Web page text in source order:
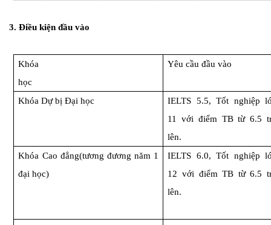
3. Điều kiện đầu vào
Khóa
học
Yêu cầu đầu vào
Khóa Dự bị Đại học
IELTS 5.5, Tốt nghiệp
11 với điểm TB từ 6.5
lên.
Khóa Cao đẳng(tương đương năm 1
đại học)
IELTS 6.0, Tốt nghiệp
12 với điểm TB từ 6.5
lên.